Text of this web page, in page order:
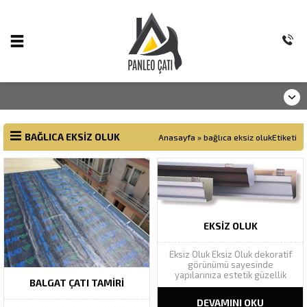
BAĞLICA EKSIZ OLUK Anasayfa » bağlıca eksiz olukEtiketi
BALGAT ÇATI TAMIRI
EKSIZ OLUK
Eksiz Oluk Eksiz Oluk dekoratif
görünümü sayesinde
yapılarınıza estetik güzellik
katarak yapı bütünlüğünü
DEVAMINI OKU